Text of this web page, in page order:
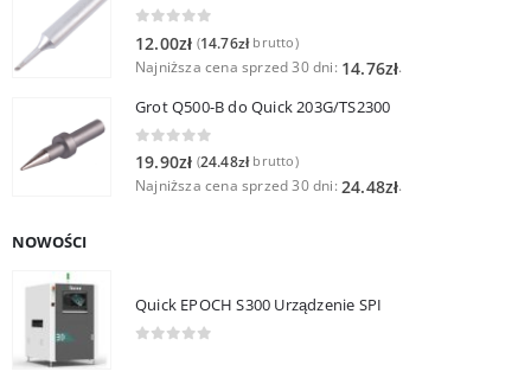
12.00zł (14.76złbrutto)
Najniższa cena sprzed 30 dni: 14.76zł.
Grot Q500-B do Quick 203G/TS2300
0out of 5
19.90zł (24.48złbrutto)
Najniższa cena sprzed 30 dni: 24.48zł.
NOWOŚCI
Quick EPOCH S300 Urządzenie SPI